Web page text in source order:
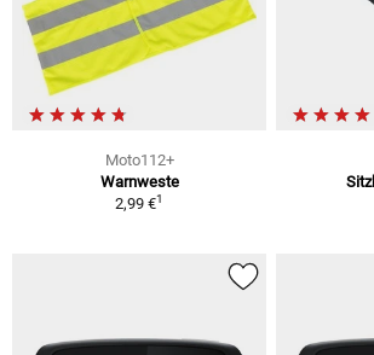
Moto112+
Warnweste
2,99 €1